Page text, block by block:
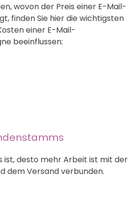
wovon der Preis einer E-Mail-
finden Sie hier die wichtigsten
einer E-Mail-
beeinflussen:
ist, desto mehr Arbeit ist mit der
dem Versand verbunden.